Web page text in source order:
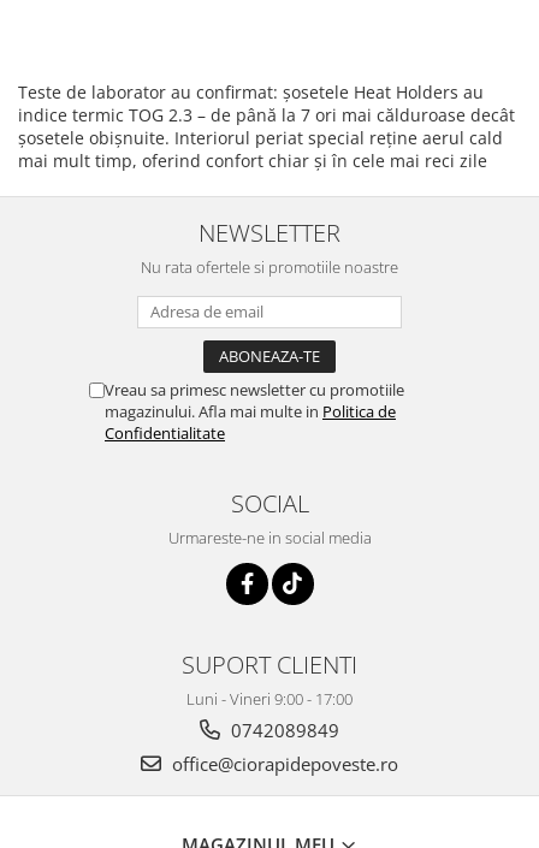
Teste de laborator au confirmat: șosetele Heat Holders au
indice termic TOG 2.3 – de până la 7 ori mai călduroase decât
șosetele obișnuite. Interiorul periat special reține aerul cald
mai mult timp, oferind confort chiar și în cele mai reci zile
NEWSLETTER
Nu rata ofertele si promotiile noastre
Vreau sa primesc newsletter cu promotiile
magazinului. Afla mai multe in Politica de
Confidentialitate
SOCIAL
Urmareste-ne in social media
SUPORT CLIENTI
Luni - Vineri 9:00 - 17:00
0742089849
office@ciorapidepoveste.ro